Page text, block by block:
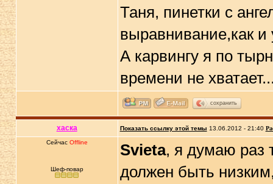
Таня, пинетки с
выравнивание,как
А карвингу я по
времени не
сохранить
хаска Показать ссылку этой темы 13.06.2012 - 21:40
Сейчас Offline
Шеф-повар
Svieta, я думаю раз
должен быть